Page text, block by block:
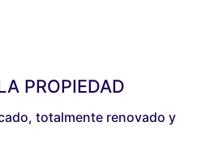
PROPIEDAD
totalmente renovado y